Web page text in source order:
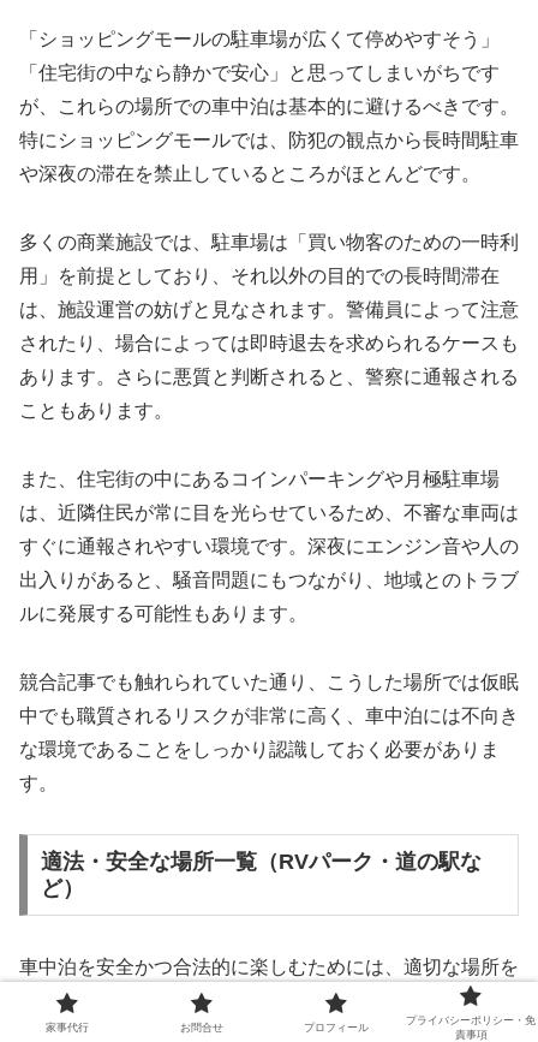
「ショッピングモールの駐車場が広くて停めやすそう」
「住宅街の中なら静かで安心」と思ってしまいがちです
が、これらの場所での車中泊は基本的に避けるべきです。
特にショッピングモールでは、防犯の観点から長時間駐車
や深夜の滞在を禁止しているところがほとんどです。
多くの商業施設では、駐車場は「買い物客のための一時利
用」を前提としており、それ以外の目的での長時間滞在
は、施設運営の妨げと見なされます。警備員によって注意
されたり、場合によっては即時退去を求められるケースも
あります。さらに悪質と判断されると、警察に通報される
こともあります。
また、住宅街の中にあるコインパーキングや月極駐車場
は、近隣住民が常に目を光らせているため、不審な車両は
すぐに通報されやすい環境です。深夜にエンジン音や人の
出入りがあると、騒音問題にもつながり、地域とのトラブ
ルに発展する可能性もあります。
競合記事でも触れられていた通り、こうした場所では仮眠
中でも職質されるリスクが非常に高く、車中泊には不向き
な環境であることをしっかり認識しておく必要がありま
す。
適法・安全な場所一覧（RVパーク・道の駅な
ど）
車中泊を安全かつ合法的に楽しむためには、適切な場所を
選ぶことが何よりも大切です。競合記事ではいくつかの例
が紹介されていましたが、特におすすめなのが以下のスポ
家事代行 お問合せ プロフィール
プライバシーポリシー・免
責事項